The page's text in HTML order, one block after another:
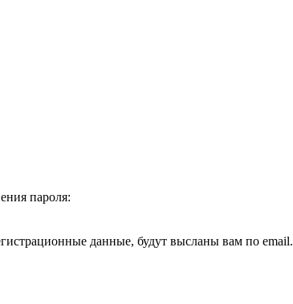
пароля:
данные, будут высланы вам по email.